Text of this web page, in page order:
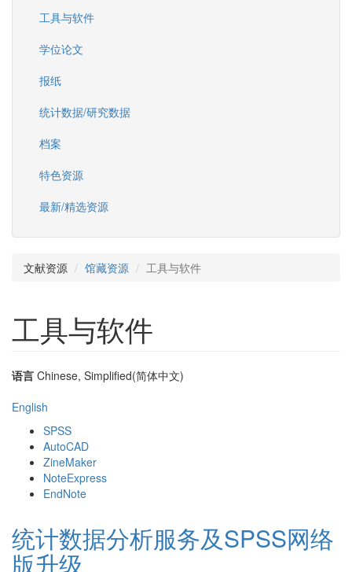
工具与软件
学位论文
报纸
统计数据/研究数据
档案
特色资源
最新/精选资源
文献资源 馆藏资源 工具与软件
工具与软件
语言 Chinese, Simplified(简体中文)
English
SPSS
AutoCAD
ZineMaker
NoteExpress
EndNote
统计数据分析服务及SPSS网络
版升级